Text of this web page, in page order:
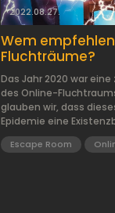
2022.08.27.
Wem
Fluchträume?
Das Jahr 2020 war
des Online-
glauben wir, dass
Epidemie eine
Escape Room